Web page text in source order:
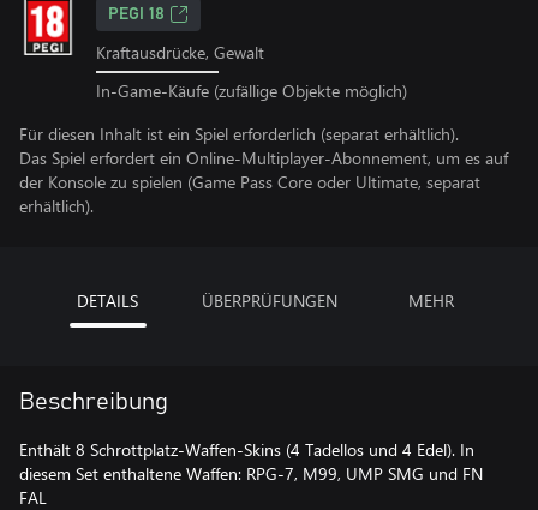
PEGI 18
Kraftausdrücke, Gewalt
In-Game-Käufe (zufällige Objekte möglich)
Für diesen Inhalt ist ein Spiel erforderlich (separat erhältlich).
Das Spiel erfordert ein Online-Multiplayer-Abonnement, um es auf
der Konsole zu spielen (Game Pass Core oder Ultimate, separat
erhältlich).
DETAILS ÜBERPRÜFUNGEN MEHR
Beschreibung
Enthält 8 Schrottplatz-Waffen-Skins (4 Tadellos und 4 Edel). In
diesem Set enthaltene Waffen: RPG-7, M99, UMP SMG und FN
FAL